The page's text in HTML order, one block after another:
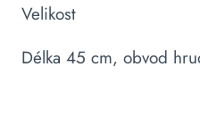
Velikost
Délka 45 cm, obvod